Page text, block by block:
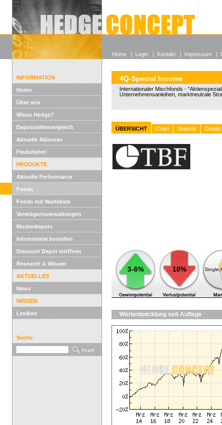
Alle
Wieso
INFORMATION
Home
Über uns
Wieso Hedge?
Depotstellenvergleich
Aktuelle Aktionen
Finderlohn!
PRODUKTE
Aktuelle Performance
Fonds
Fonds mit Warteliste
Vermögensverwaltungen
Musterdepots
Infomaterial bestellen
Discount Depot eröffnen
Research & Wissen
AKTUELLES
News
WISSEN
Lexikon
Suche
4Q-Special Income
Internationaler Mischfonds -
Unternehmensanleihen, marktneutrale
ÜBERSICHT Chart Statistik Details
3-6% 10% Single-
Wertentwicklung seit Auflage
Home | Login | Kontakt | Impressum |